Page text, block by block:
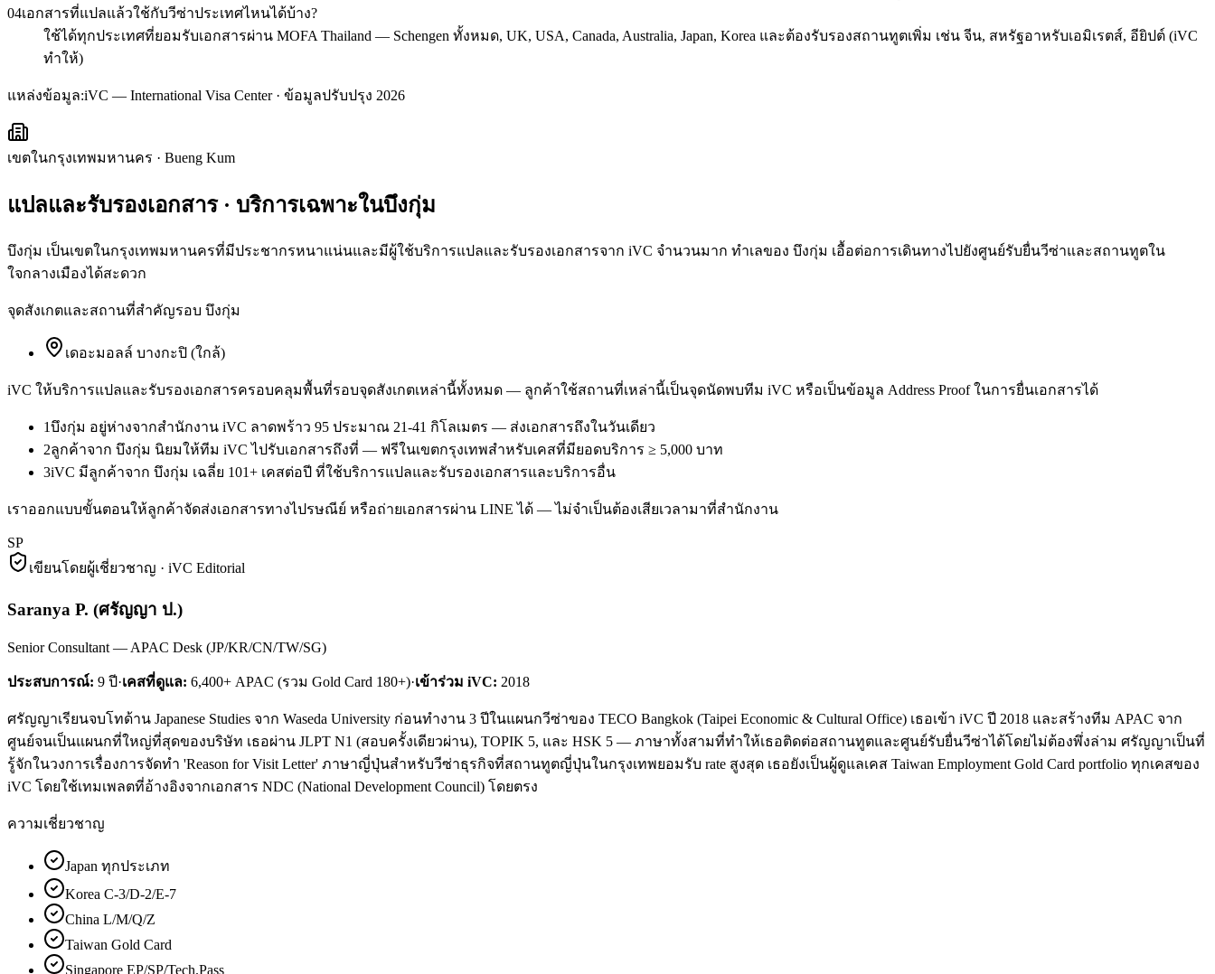
04เอกสารที่แปลแล้วใช้กับวีซ่าประเทศไหนได้บ้าง?
ใช้ได้ทุกประเทศที่ยอมรับเอกสารผ่าน MOFA Thailand — Schengen ทั้งหมด, UK, USA, Canada, Australia, Japan, Korea และต้องรับรองสถานทูตเพิ่ม เช่น จีน, สหรัฐอาหรับเอมิเรตส์, อียิปต์ (iVC
ทำให้)
แหล่งข้อมูล:iVC — International Visa Center · ข้อมูลปรับปรุง 2026
เขตในกรุงเทพมหานคร · Bueng Kum
แปลและรับรองเอกสาร· บริการเฉพาะในบึงกุ่ม
บึงกุ่ม เป็นเขตในกรุงเทพมหานครที่มีประชากรหนาแน่นและมีผู้ใช้บริการแปลและรับรองเอกสารจาก iVC จำนวนมาก ทำเลของ บึงกุ่ม เอื้อต่อการเดินทางไปยังศูนย์รับยื่นวีซ่าและสถานทูตใน
ใจกลางเมืองได้สะดวก
จุดสังเกตและสถานที่สำคัญรอบ บึงกุ่ม
เดอะมอลล์ บางกะปิ (ใกล้)
iVC ให้บริการแปลและรับรองเอกสารครอบคลุมพื้นที่รอบจุดสังเกตเหล่านี้ทั้งหมด — ลูกค้าใช้สถานที่เหล่านี้เป็นจุดนัดพบทีม iVC หรือเป็นข้อมูล Address Proof ในการยื่นเอกสารได้
1บึงกุ่ม อยู่ห่างจากสำนักงาน iVC ลาดพร้าว 95 ประมาณ 21-41 กิโลเมตร — ส่งเอกสารถึงในวันเดียว
2ลูกค้าจาก บึงกุ่ม นิยมให้ทีม iVC ไปรับเอกสารถึงที่ — ฟรีในเขตกรุงเทพสำหรับเคสที่มียอดบริการ ≥ 5,000 บาท
3iVC มีลูกค้าจาก บึงกุ่ม เฉลี่ย 101+ เคสต่อปี ที่ใช้บริการแปลและรับรองเอกสารและบริการอื่น
เราออกแบบขั้นตอนให้ลูกค้าจัดส่งเอกสารทางไปรษณีย์ หรือถ่ายเอกสารผ่าน LINE ได้ — ไม่จำเป็นต้องเสียเวลามาที่สำนักงาน
SP
เขียนโดยผู้เชี่ยวชาญ · iVC Editorial
Saranya P. (ศรัญญา ป.)
Senior Consultant — APAC Desk (JP/KR/CN/TW/SG)
ประสบการณ์: 9 ปี·เคสที่ดูแล: 6,400+ APAC (รวม Gold Card 180+)·เข้าร่วม iVC: 2018
ศรัญญาเรียนจบโทด้าน Japanese Studies จาก Waseda University ก่อนทำงาน 3 ปีในแผนกวีซ่าของ TECO Bangkok (Taipei Economic & Cultural Office) เธอเข้า iVC ปี 2018 และสร้างทีม APAC จาก
ศูนย์จนเป็นแผนกที่ใหญ่ที่สุดของบริษัท เธอผ่าน JLPT N1 (สอบครั้งเดียวผ่าน), TOPIK 5, และ HSK 5 — ภาษาทั้งสามที่ทำให้เธอติดต่อสถานทูตและศูนย์รับยื่นวีซ่าได้โดยไม่ต้องพึ่งล่าม ศรัญญาเป็นที่
รู้จักในวงการเรื่องการจัดทำ 'Reason for Visit Letter' ภาษาญี่ปุ่นสำหรับวีซ่าธุรกิจที่สถานทูตญี่ปุ่นในกรุงเทพยอมรับ rate สูงสุด เธอยังเป็นผู้ดูแลเคส Taiwan Employment Gold Card portfolio ทุกเคสของ
iVC โดยใช้เทมเพลตที่อ้างอิงจากเอกสาร NDC (National Development Council) โดยตรง
ความเชี่ยวชาญ
Japan ทุกประเภท
Korea C-3/D-2/E-7
China L/M/Q/Z
Taiwan Gold Card
Singapore EP/SP/Tech.Pass